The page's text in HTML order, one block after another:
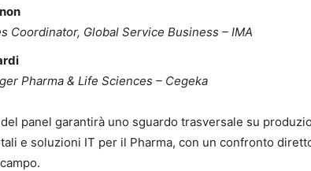
Coordinator, Global Service Business – IMA
Pharma & Life Sciences – Cegeka
panel garantirà uno sguardo trasversale su
e soluzioni IT per il Pharma, con un confronto